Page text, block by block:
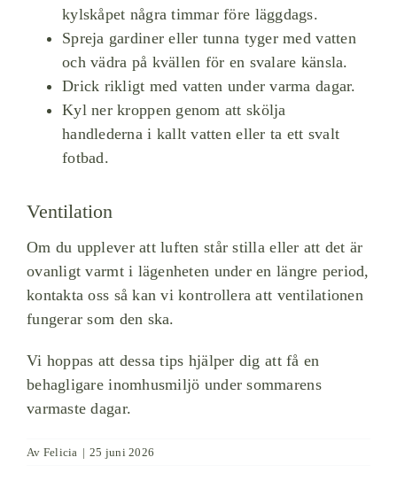
kylskåpet några timmar före läggdags.
Spreja gardiner eller tunna tyger med vatten
och vädra på kvällen för en svalare känsla.
Drick rikligt med vatten under varma dagar.
Kyl ner kroppen genom att skölja
handlederna i kallt vatten eller ta ett svalt
fotbad.
Ventilation
Om du upplever att luften står stilla eller att det är
ovanligt varmt i lägenheten under en längre period,
kontakta oss så kan vi kontrollera att ventilationen
fungerar som den ska.
Vi hoppas att dessa tips hjälper dig att få en
behagligare inomhusmiljö under sommarens
varmaste dagar.
Av Felicia | 25 juni 2026